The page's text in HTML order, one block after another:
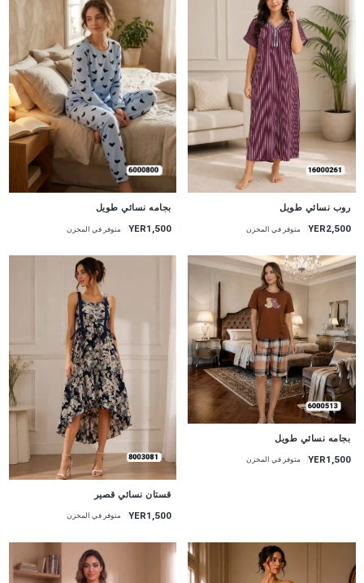
روب نسائي طويل
YER2,500 متوفر في المخزن
جديد
بجامه نسائي طويل
YER1,500 متوفر في المخزن
بجامه نسائي طويل
YER1,500 متوفر في المخزن
قستان نسائي قصير
YER1,500 متوفر في المخزن